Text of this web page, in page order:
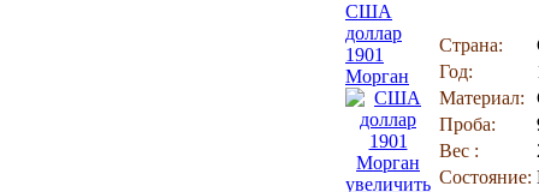
США
доллар
1901
Морган
увеличить
Страна:
Год:
Материал:
Проба:
Вес :
Состояние: